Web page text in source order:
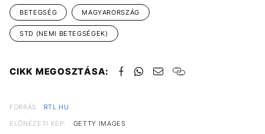
BETEGSÉG MAGYARORSZÁG
STD (NEMI BETEGSÉGEK)
CIKK MEGOSZTÁSA:
FORRÁS
RTL.HU
ELŐNÉZETI KÉP:
GETTY IMAGES